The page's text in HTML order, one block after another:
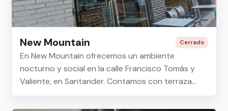
New Mountain Cerrado
En New Mountain ofrecemos un ambiente
nocturno y social en la calle Francisco Tomás y
Valiente, en Santander. Contamos con terraza
exterior,...